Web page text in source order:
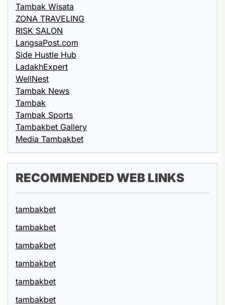
Tambak Wisata
ZONA TRAVELING
RISK SALON
LangsaPost.com
Side Hustle Hub
LadakhExpert
WellNest
Tambak News
Tambak
Tambak Sports
Tambakbet Gallery
Media Tambakbet
RECOMMENDED WEB LINKS
tambakbet
tambakbet
tambakbet
tambakbet
tambakbet
tambakbet